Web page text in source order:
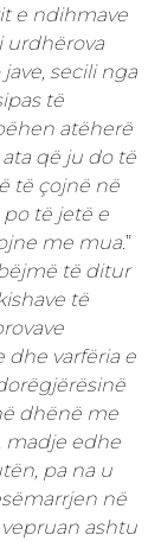
e ndihmave
urdhërova
secili nga
të
atëherë
që ju do të
të çojnë në
të jetë e
me mua .”
të ditur
të
varfëria e
dhënë me
madje edhe
pa na u
në
ashtu